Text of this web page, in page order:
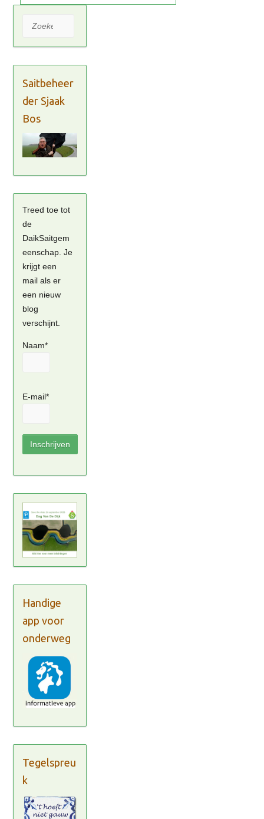
Zoeken
Saitbeheer
der Sjaak
Bos
Treed toe tot
de
DaikSaitgem
eenschap. Je
krijgt een
mail als er
een nieuw
blog
verschijnt.
Naam*
E-mail*
Handige
app voor
onderweg
Tegelspreu
k